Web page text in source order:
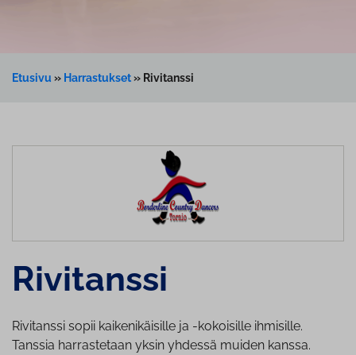
Etusivu » Harrastukset» Rivitanssi
Rivitanssi
Rivitanssi sopii kaikenikäisille ja -kokoisille ihmisille.
Tanssia harrastetaan yksin yhdessä muiden kanssa.